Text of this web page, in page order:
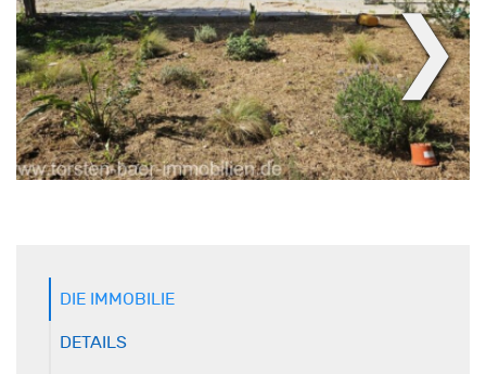
❯
DIE IMMOBILIE
DETAILS